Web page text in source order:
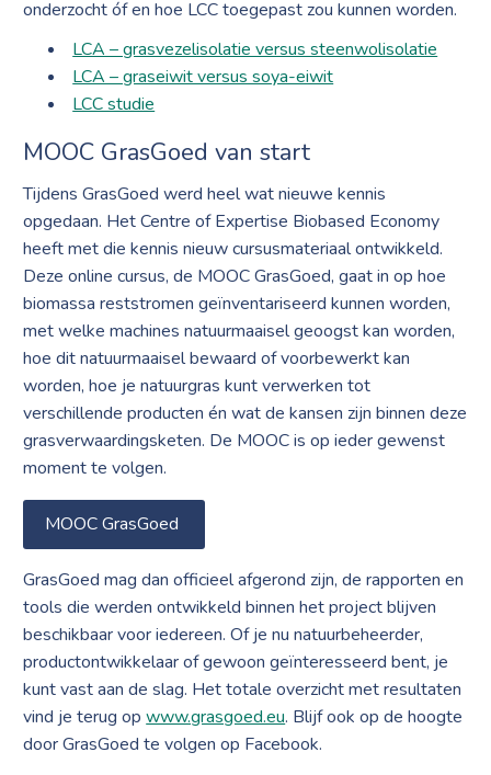
onderzocht óf en hoe LCC toegepast zou kunnen worden.
LCA – grasvezelisolatie versus steenwolisolatie
LCA – graseiwit versus soya-eiwit
LCC studie
MOOC GrasGoed van start
Tijdens GrasGoed werd heel wat nieuwe kennis
opgedaan. Het Centre of Expertise Biobased Economy
heeft met die kennis nieuw cursusmateriaal ontwikkeld.
Deze online cursus, de MOOC GrasGoed, gaat in op hoe
biomassa reststromen geïnventariseerd kunnen worden,
met welke machines natuurmaaisel geoogst kan worden,
hoe dit natuurmaaisel bewaard of voorbewerkt kan
worden, hoe je natuurgras kunt verwerken tot
verschillende producten én wat de kansen zijn binnen deze
grasverwaardingsketen. De MOOC is op ieder gewenst
moment te volgen.
MOOC GrasGoed
GrasGoed mag dan officieel afgerond zijn, de rapporten en
tools die werden ontwikkeld binnen het project blijven
beschikbaar voor iedereen. Of je nu natuurbeheerder,
productontwikkelaar of gewoon geïnteresseerd bent, je
kunt vast aan de slag. Het totale overzicht met resultaten
vind je terug opwww.grasgoed.eu. Blijf ook op de hoogte
door GrasGoed te volgen op Facebook.